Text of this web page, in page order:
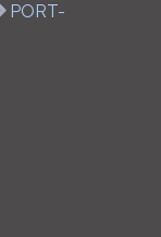
PORT-